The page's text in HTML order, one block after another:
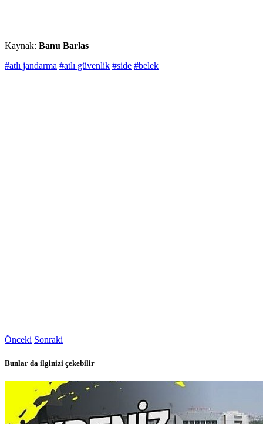
Kaynak: Banu Barlas
#atlı jandarma #atlı güvenlik #side #belek
Önceki Sonraki
Bunlar da ilginizi çekebilir